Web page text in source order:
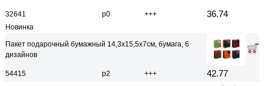
32641 р0 +++ 36.74
Новинка
Пакет подарочный бумажный 14,3x15,5x7см, бумага, 6
дизайнов
54415 р2 +++ 42.77